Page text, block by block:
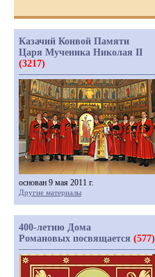
Казачий Конвой Памяти
Царя Мученика Николая II
(3217)
основан 9 мая 2011 г.
Другие материалы
400-летию Дома
Романовых посвящается (577)